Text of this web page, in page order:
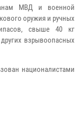
МВД и военной
оружия и ручных
свыше 40 кг
взрывоопасных
националистами